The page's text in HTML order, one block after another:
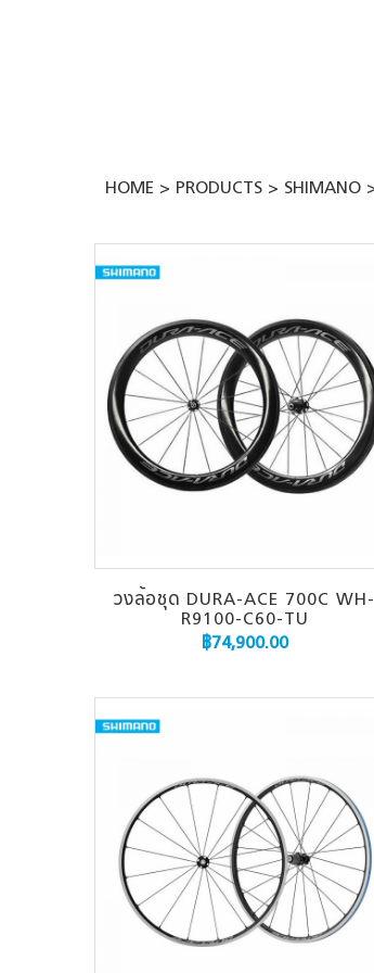
HOME PRODUCTS SHIMANO
วงล้อชุด DURA-ACE 700C WH-
R9100-C60-TU
฿74,900.00